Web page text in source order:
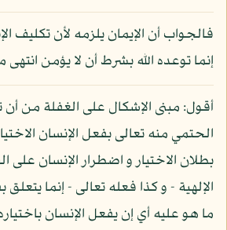
فالجواب أن الإيمان يلزمه لأن تكليف
إنما توعده الله بشرط أن لا يؤمن
أقول: مبنى الإشكال على الغفلة من
الحتمي منه تعالى بفعل الإنسان
بطلان الاختيار و اضطرار الإنسان على
الإلهية - و كذا فعله تعالى - إنما يتعلق
ما هو عليه أي إن يفعل الإنسان